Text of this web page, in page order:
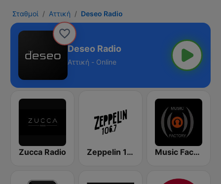
Σταθμοί Αττική Deseo Radio
Deseo Radio
Αττική - Online
Zucca Radio Zeppelin 106.7 FM Music Factory Radio